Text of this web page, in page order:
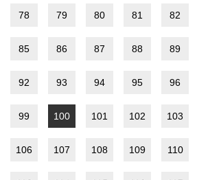
78 79 80 81 82
85 86 87 88 89
92 93 94 95 96
99 100 101 102 103
106 107 108 109 110